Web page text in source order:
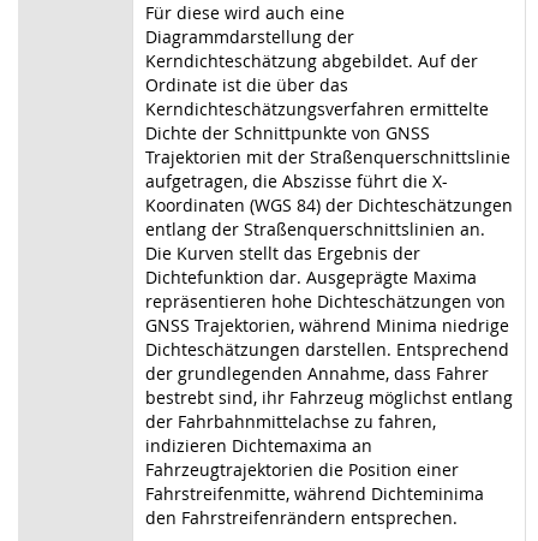
Für diese wird auch eine
Diagrammdarstellung der
Kerndichteschätzung abgebildet. Auf der
Ordinate ist die über das
Kerndichteschätzungsverfahren ermittelte
Dichte der Schnittpunkte von GNSS
Trajektorien mit der Straßenquerschnittslinie
aufgetragen, die Abszisse führt die X-
Koordinaten (WGS 84) der Dichteschätzungen
entlang der Straßenquerschnittslinien an.
Die Kurven stellt das Ergebnis der
Dichtefunktion dar. Ausgeprägte Maxima
repräsentieren hohe Dichteschätzungen von
GNSS Trajektorien, während Minima niedrige
Dichteschätzungen darstellen. Entsprechend
der grundlegenden Annahme, dass Fahrer
bestrebt sind, ihr Fahrzeug möglichst entlang
der Fahrbahnmittelachse zu fahren,
indizieren Dichtemaxima an
Fahrzeugtrajektorien die Position einer
Fahrstreifenmitte, während Dichteminima
den Fahrstreifenrändern entsprechen.